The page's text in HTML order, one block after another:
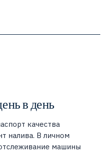
в день
качества
налива. В личном
машины